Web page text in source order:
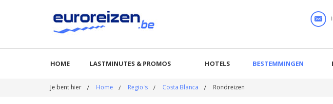
HOME LASTMINUTES & PROMOS HOTELS BESTEMMINGEN
Je bent hier Home Regio's Costa Blanca Rondreizen